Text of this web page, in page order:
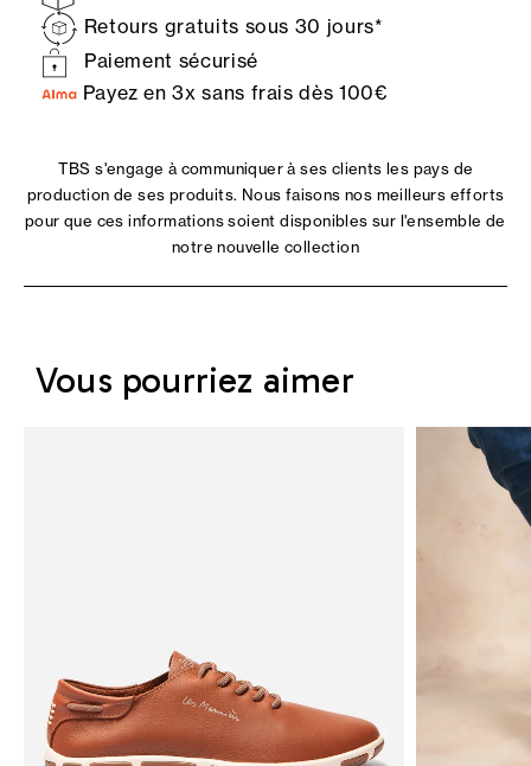
Retours gratuits sous 30 jours*
Paiement sécurisé
Payez en 3x sans frais dès 100€
TBS s'engage à communiquer à ses clients les pays de
production de ses produits. Nous faisons nos meilleurs efforts
pour que ces informations soient disponibles sur l'ensemble de
notre nouvelle collection
Vous pourriez aimer